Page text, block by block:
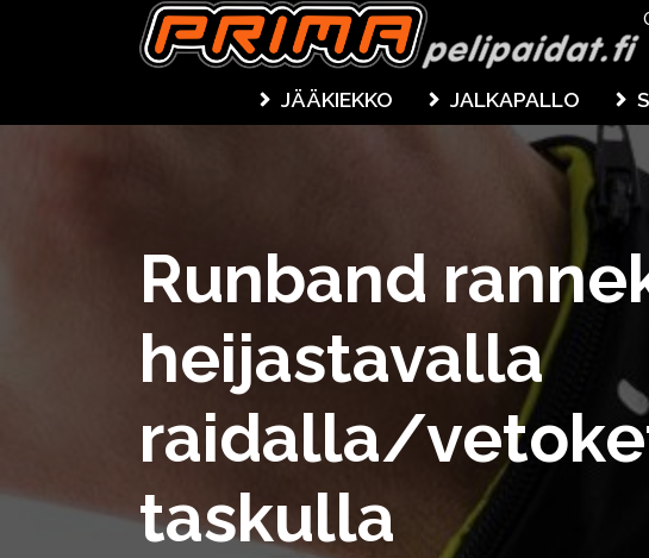
JÄÄKIEKKO JALKAPALLO
Runband
heijastavalla
raidalla/
taskulla